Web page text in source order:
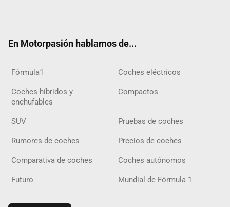
En Motorpasión hablamos de...
Fórmula1 Coches eléctricos
Coches híbridos y
enchufables
Compactos
SUV Pruebas de coches
Rumores de coches Precios de coches
Comparativa de coches Coches autónomos
Futuro Mundial de Fórmula 1